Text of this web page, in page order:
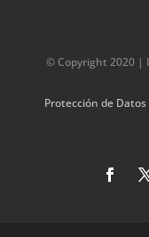
© Copyright 2020 |
Protección de Datos